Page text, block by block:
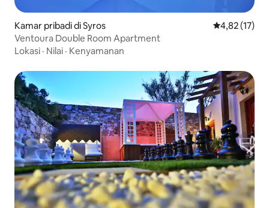
Kamar pribadi di Syros Nilai rata-
4,82 (17)
Ventoura Double Room Apartment
Lokasi · Nilai · Kenyamanan